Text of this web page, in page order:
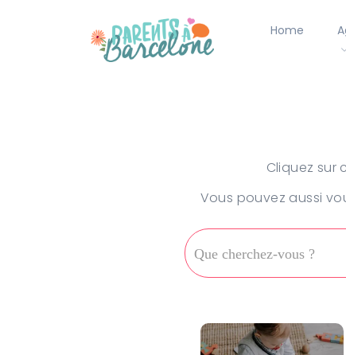
Home
Cliquez
Vous pouvez aussi